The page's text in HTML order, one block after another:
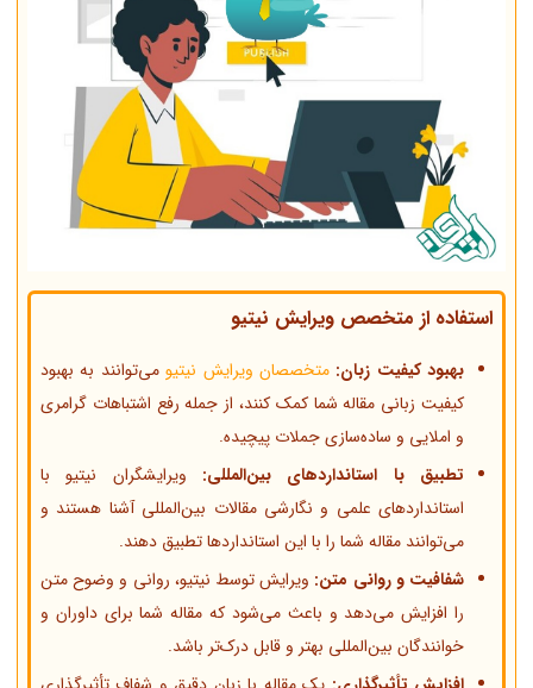
استفاده از متخصص ویرایش نیتیو
بهبود کیفیت زبان: متخصصان ویرایش نیتیومی‌توانند به بهبود
کیفیت زبانی مقاله شما کمک کنند، از جمله رفع اشتباهات گرامری
و املایی و ساده‌سازی جملات پیچیده.
تطبیق با استانداردهای بین‌المللی: ویرایشگران نیتیو با
استانداردهای علمی و نگارشی مقالات بین‌المللی آشنا هستند و
می‌توانند مقاله شما را با این استانداردها تطبیق دهند.
شفافیت و روانی متن: ویرایش توسط نیتیو، روانی و وضوح متن
را افزایش می‌دهد و باعث می‌شود که مقاله شما برای داوران و
خوانندگان بین‌المللی بهتر و قابل درک‌تر باشد.